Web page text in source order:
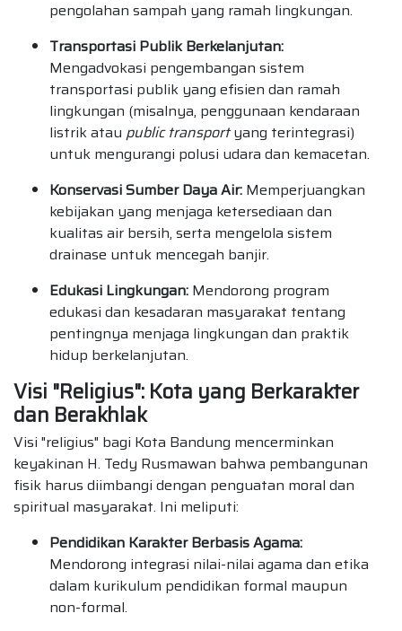
pengolahan sampah yang ramah lingkungan.
Transportasi Publik Berkelanjutan:
Mengadvokasi pengembangan sistem
transportasi publik yang efisien dan ramah
lingkungan (misalnya, penggunaan kendaraan
listrik atau public transportyang terintegrasi)
untuk mengurangi polusi udara dan kemacetan.
Konservasi Sumber Daya Air: Memperjuangkan
kebijakan yang menjaga ketersediaan dan
kualitas air bersih, serta mengelola sistem
drainase untuk mencegah banjir.
Edukasi Lingkungan: Mendorong program
edukasi dan kesadaran masyarakat tentang
pentingnya menjaga lingkungan dan praktik
hidup berkelanjutan.
Visi "Religius": Kota yang Berkarakter
dan Berakhlak
Visi "religius" bagi Kota Bandung mencerminkan
keyakinan H. Tedy Rusmawan bahwa pembangunan
fisik harus diimbangi dengan penguatan moral dan
spiritual masyarakat. Ini meliputi:
Pendidikan Karakter Berbasis Agama:
Mendorong integrasi nilai-nilai agama dan etika
dalam kurikulum pendidikan formal maupun
non-formal.